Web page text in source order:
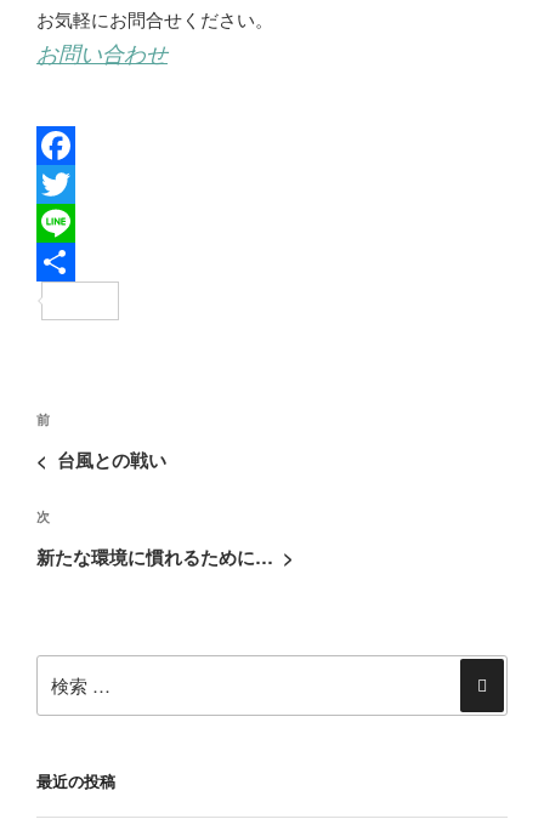
お気軽にお問合せください。
お問い合わせ
F
a
c
e
o
k
T
w
i
e
r
L
i
投
稿
ナ
ビ
ゲ
ー
ン
過
去
投
稿
前
< 台風との戦い
次
の
次
新たな環境に慣れるために… >
索:
索
最近の投稿